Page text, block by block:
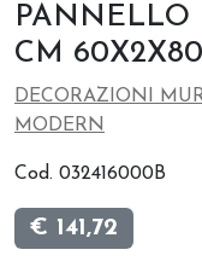
PANNELLO
CM 60X2X80
DECORAZIONI
MODERN
Cod. 032416000B
€ 141,72